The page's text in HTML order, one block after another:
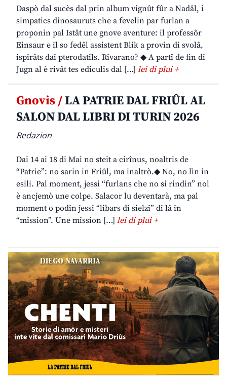
Daspò dal sucès dal prin album vignût fûr a Nadâl, i
simpatics dinosauruts che a fevelin par furlan a
proponin pal Istât une gnove aventure: il professôr
Einsaur e il so fedêl assistent Blik a provin di svolâ,
ispirâts dai pterodatils. Rivarano? ◆ A partî de fin di
Jugn al è rivât tes ediculis dal […] lei di plui +
Gnovis /LA PATRIE DAL FRIÛL AL
SALON DAL LIBRI DI TURIN 2026
Redazion
Dai 14 ai 18 di Mai no steit a cirînus, noaltris de
“Patrie”: no sarin in Friûl, ma inaltrò.◆ No, no lìn in
esili. Pal moment, jessi “furlans che no si rindin” nol
è ancjemò une colpe. Salacor lu deventarà, ma pal
moment o podin jessi “libars di sielzi” di lâ in
“mission”. Une mission […] lei di plui +